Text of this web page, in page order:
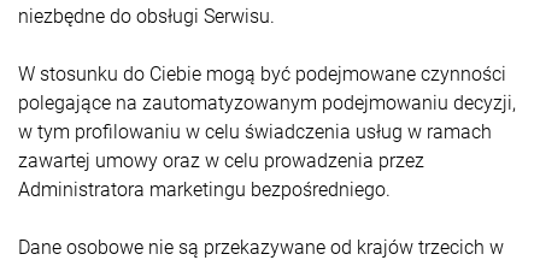
niezbędne do obsługi Serwisu.
W stosunku do Ciebie mogą być podejmowane czynności
polegające na zautomatyzowanym podejmowaniu decyzji,
w tym profilowaniu w celu świadczenia usług w ramach
zawartej umowy oraz w celu prowadzenia przez
Administratora marketingu bezpośredniego.
Dane osobowe nie są przekazywane od krajów trzecich w